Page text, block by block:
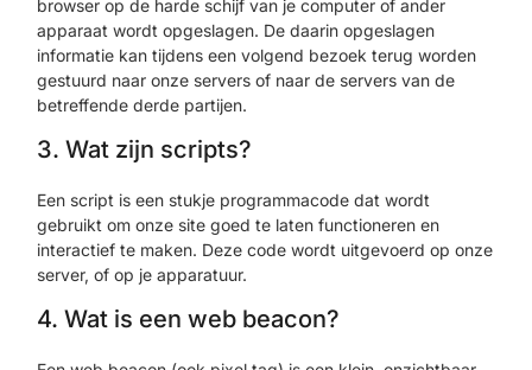
browser op de harde schijf van je computer of ander
apparaat wordt opgeslagen. De daarin opgeslagen
informatie kan tijdens een volgend bezoek terug worden
gestuurd naar onze servers of naar de servers van de
betreffende derde partijen.
3. Wat zijn scripts?
Een script is een stukje programmacode dat wordt
gebruikt om onze site goed te laten functioneren en
interactief te maken. Deze code wordt uitgevoerd op onze
server, of op je apparatuur.
4. Wat is een web beacon?